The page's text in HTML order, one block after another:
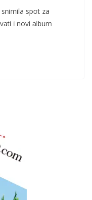
spot za
i novi album